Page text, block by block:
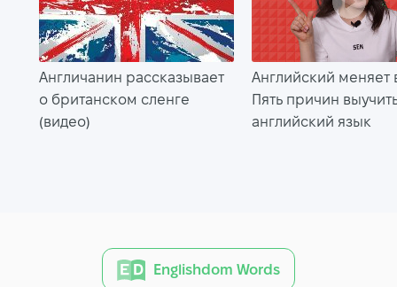
Англичанин рассказывает
о британском сленге
(видео)
Английский меняет
Пять причин
английский язык
Englishdom Words